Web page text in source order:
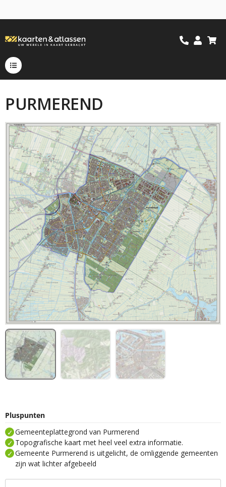
PURMEREND
Pluspunten
Gemeenteplattegrond van Purmerend
Topografische kaart met heel veel extra informatie.
Gemeente Purmerend is uitgelicht, de omliggende gemeenten
zijn wat lichter afgebeeld